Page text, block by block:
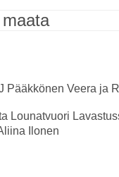
Pääkkönen Veera ja
Lounatvuori
Ilonen